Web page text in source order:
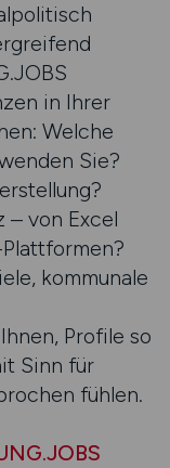
in Ihrer
Welche
Sie?
– von Excel
kommunale
Profile so
Sinn für
fühlen.